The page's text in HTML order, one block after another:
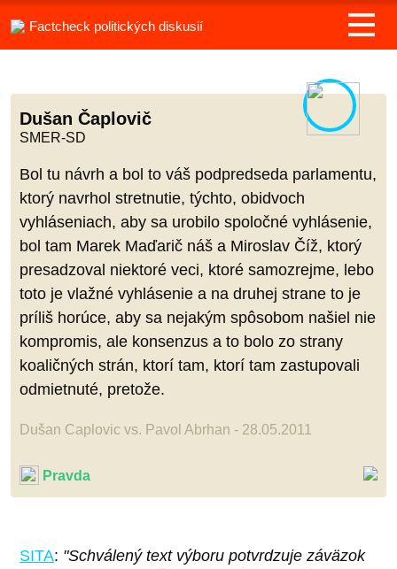
Factcheck politických diskusií
Dušan Čaplovič
SMER-SD
Bol tu návrh a bol to váš podpredseda parlamentu,
ktorý navrhol stretnutie, týchto, obidvoch
vyhláseniach, aby sa urobilo spoločné vyhlásenie,
bol tam Marek Maďarič náš a Miroslav Číž, ktorý
presadzoval niektoré veci, ktoré samozrejme, lebo
toto je vlažné vyhlásenie a na druhej strane to je
príliš horúce, aby sa nejakým spôsobom našiel nie
kompromis, ale konsenzus a to bolo zo strany
koaličných strán, ktorí tam, ktorí tam zastupovali
odmietnuté, pretože.
Dušan Caplovic vs. Pavol Abrhan - 28.05.2011
Pravda
SITA: "Schválený text výboru potvrdzuje záväzok